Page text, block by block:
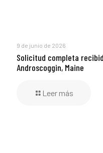
9 de junio de 2026
Solicitud completa
Androscoggin, Maine
Leer más